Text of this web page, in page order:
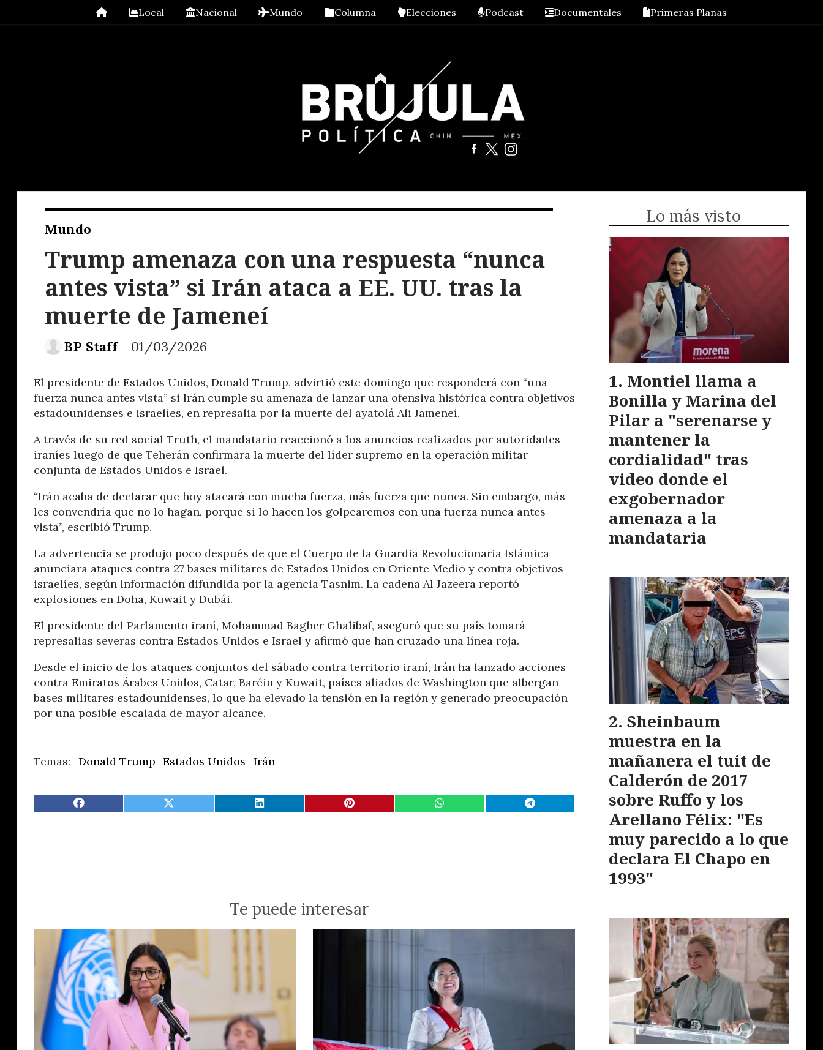
Local Nacional Mundo Columna Elecciones Podcast Documentales Primeras Planas
Trump amenaza con una respuesta “nunca
antes vista” si Irán ataca a EE. UU. tras la
muerte de Jameneí
Mundo
01/03/2026
BP Staff
El presidente de Estados Unidos, Donald Trump, advirtió este domingo que responderá con “una
fuerza nunca antes vista” si Irán cumple su amenaza de lanzar una ofensiva histórica contra objetivos
estadounidenses e israelíes, en represalia por la muerte del ayatolá Ali Jameneí.
A través de su red social Truth, el mandatario reaccionó a los anuncios realizados por autoridades
iraníes luego de que Teherán confirmara la muerte del líder supremo en la operación militar
conjunta de Estados Unidos e Israel.
“Irán acaba de declarar que hoy atacará con mucha fuerza, más fuerza que nunca. Sin embargo, más
les convendría que no lo hagan, porque si lo hacen los golpearemos con una fuerza nunca antes
vista”, escribió Trump.
La advertencia se produjo poco después de que el Cuerpo de la Guardia Revolucionaria Islámica
anunciara ataques contra 27 bases militares de Estados Unidos en Oriente Medio y contra objetivos
israelíes, según información difundida por la agencia Tasnim. La cadena Al Jazeera reportó
explosiones en Doha, Kuwait y Dubái.
El presidente del Parlamento iraní, Mohammad Bagher Ghalibaf, aseguró que su país tomará
represalias severas contra Estados Unidos e Israel y afirmó que han cruzado una línea roja.
Desde el inicio de los ataques conjuntos del sábado contra territorio iraní, Irán ha lanzado acciones
contra Emiratos Árabes Unidos, Catar, Baréin y Kuwait, países aliados de Washington que albergan
bases militares estadounidenses, lo que ha elevado la tensión en la región y generado preocupación
por una posible escalada de mayor alcance.
Donald Trump Estados Unidos Irán
Te puede interesar
Lo más visto
Montiel llama a
Bonilla y Marina del
Pilar a "serenarse y
mantener la
cordialidad" tras
video donde el
exgobernador
amenaza a la
mandataria
Sheinbaum
muestra en la
mañanera el tuit de
Calderón de 2017
sobre Ruffo y los
Arellano Félix: "Es
muy parecido a lo que
declara El Chapo en
1993"